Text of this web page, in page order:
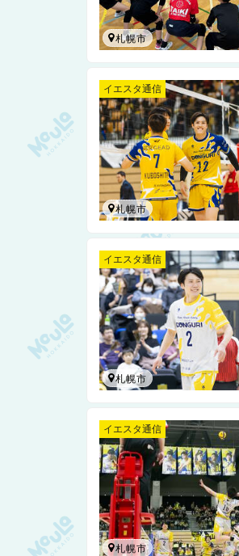
札幌市
イエスタ通信
札幌市
イエスタ通信
札幌市
イエスタ通信
札幌市